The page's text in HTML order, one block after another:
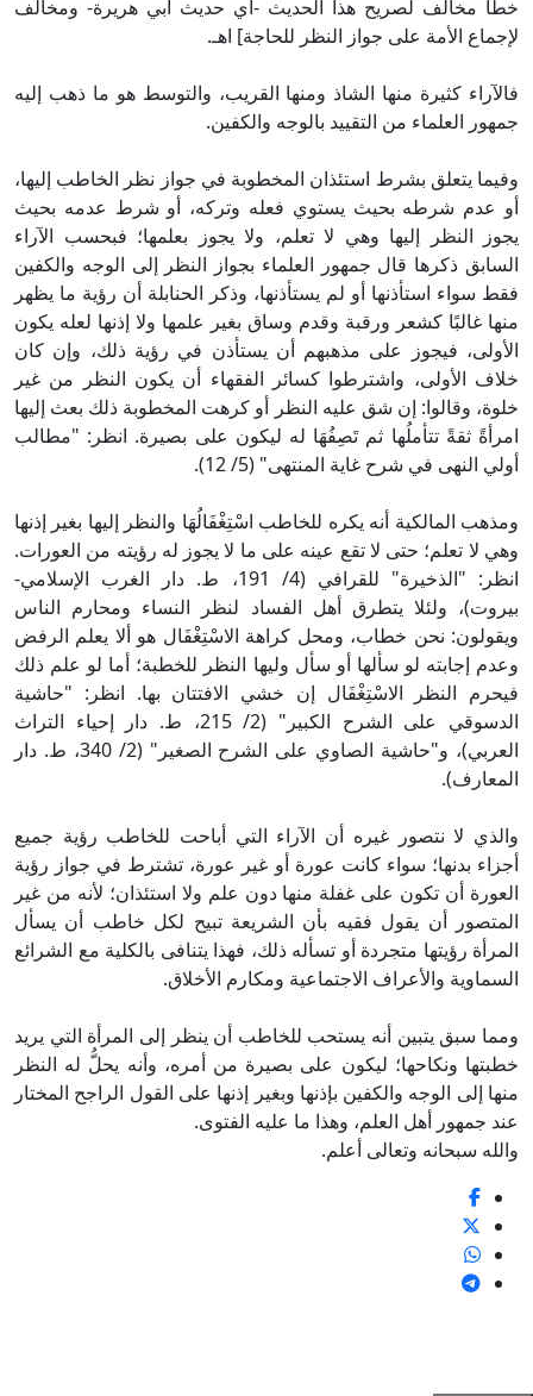
خطأ مخالف لصريح هذا الحديث -أي حديث أبي هريرة- ومخالف
لإجماع الأمة على جواز النظر للحاجة] اهـ.
فالآراء كثيرة منها الشاذ ومنها القريب، والتوسط هو ما ذهب إليه
جمهور العلماء من التقييد بالوجه والكفين.
وفيما يتعلق بشرط استئذان المخطوبة في جواز نظر الخاطب إليها،
أو عدم شرطه بحيث يستوي فعله وتركه، أو شرط عدمه بحيث
يجوز النظر إليها وهي لا تعلم، ولا يجوز بعلمها؛ فبحسب الآراء
السابق ذكرها قال جمهور العلماء بجواز النظر إلى الوجه والكفين
فقط سواء استأذنها أو لم يستأذنها، وذكر الحنابلة أن رؤية ما يظهر
منها غالبًا كشعر ورقبة وقدم وساق بغير علمها ولا إذنها لعله يكون
الأولى، فيجوز على مذهبهم أن يستأذن في رؤية ذلك، وإن كان
خلاف الأولى، واشترطوا كسائر الفقهاء أن يكون النظر من غير
خلوة، وقالوا: إن شق عليه النظر أو كرهت المخطوبة ذلك بعث إليها
امرأةً ثقةً تتأملُها ثم تَصِفُهَا له ليكون على بصيرة. انظر: "مطالب
أولي النهى في شرح غاية المنتهى" (5/ 12).
ومذهب المالكية أنه يكره للخاطب اسْتِغْفَالُهَا والنظر إليها بغير إذنها
وهي لا تعلم؛ حتى لا تقع عينه على ما لا يجوز له رؤيته من العورات.
انظر: "الذخيرة" للقرافي (4/ 191، ط. دار الغرب الإسلامي-
بيروت)، ولئلا يتطرق أهل الفساد لنظر النساء ومحارم الناس
ويقولون: نحن خطاب، ومحل كراهة الاسْتِغْفَال هو ألا يعلم الرفض
وعدم إجابته لو سألها أو سأل وليها النظر للخطبة؛ أما لو علم ذلك
فيحرم النظر الاسْتِغْفَال إن خشي الافتتان بها. انظر: "حاشية
الدسوقي على الشرح الكبير" (2/ 215، ط. دار إحياء التراث
العربي)، و"حاشية الصاوي على الشرح الصغير" (2/ 340، ط. دار
المعارف).
والذي لا نتصور غيره أن الآراء التي أباحت للخاطب رؤية جميع
أجزاء بدنها؛ سواء كانت عورة أو غير عورة، تشترط في جواز رؤية
العورة أن تكون على غفلة منها دون علم ولا استئذان؛ لأنه من غير
المتصور أن يقول فقيه بأن الشريعة تبيح لكل خاطب أن يسأل
المرأة رؤيتها متجردة أو تسأله ذلك، فهذا يتنافى بالكلية مع الشرائع
السماوية والأعراف الاجتماعية ومكارم الأخلاق.
ومما سبق يتبين أنه يستحب للخاطب أن ينظر إلى المرأة التي يريد
خطبتها ونكاحها؛ ليكون على بصيرة من أمره، وأنه يحلُّ له النظر
منها إلى الوجه والكفين بإذنها وبغير إذنها على القول الراجح المختار
عند جمهور أهل العلم، وهذا ما عليه الفتوى.
والله سبحانه وتعالى أعلم.